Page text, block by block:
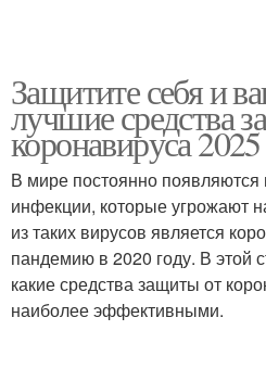
Защитите себя и
лучшие средства
коронавируса 2025
В мире постоянно
инфекции, которые угрожают
из таких вирусов является
пандемию в 2020 году. В этой
какие средства защиты от
наиболее эффективными.